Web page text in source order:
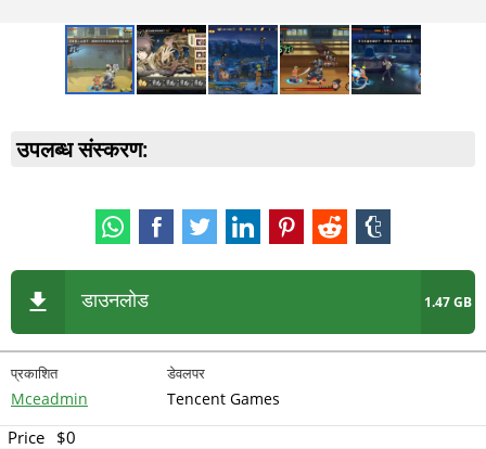
उपलब्ध संस्करण:
डाउनलोड 1.47 GB
प्रकाशित
Mceadmin
डेवलपर
Tencent Games
Price $0